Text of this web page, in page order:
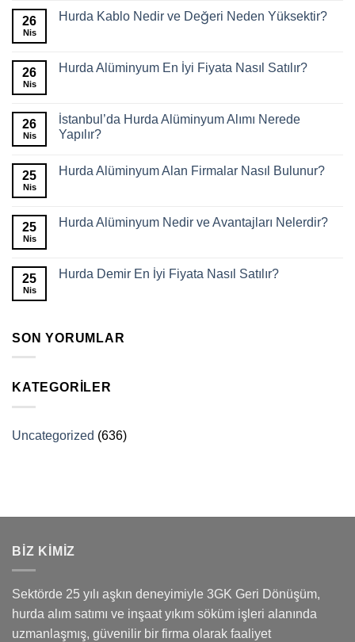
26
Nis
Hurda Kablo Nedir ve Değeri Neden Yüksektir?
26
Nis
Hurda Alüminyum En İyi Fiyata Nasıl Satılır?
26
Nis
İstanbul’da Hurda Alüminyum Alımı Nerede
Yapılır?
25
Nis
Hurda Alüminyum Alan Firmalar Nasıl Bulunur?
25
Nis
Hurda Alüminyum Nedir ve Avantajları Nelerdir?
25
Nis
Hurda Demir En İyi Fiyata Nasıl Satılır?
SON YORUMLAR
KATEGORILER
Uncategorized (636)
BİZ KİMİZ
Sektörde 25 yılı aşkın deneyimiyle 3GK Geri Dönüşüm,
hurda alım satımı ve inşaat yıkım söküm işleri alanında
uzmanlaşmış, güvenilir bir firma olarak faaliyet